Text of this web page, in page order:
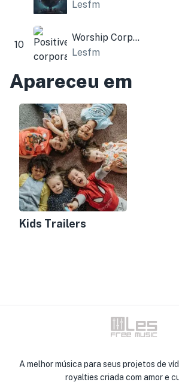
Lesfm
10
Worship Corporate
Lesfm
Apareceu em
Kids Trailers
A melhor música para seus projetos de
royalties criada com amor e